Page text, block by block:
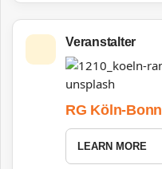
Veranstalter
RG Köln-Bonn
LEARN MORE